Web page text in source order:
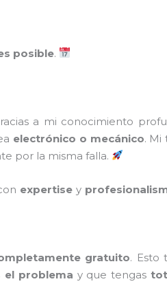
posible.
a mi conocimiento
electrónico o mecánico. Mi
por la misma falla.
expertisey
gratuito. Esto
el problema y que tengas